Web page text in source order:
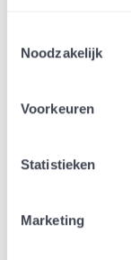
Noodzakelijk
Voorkeuren
Statistieken
Marketing
In
Jouw bestelling